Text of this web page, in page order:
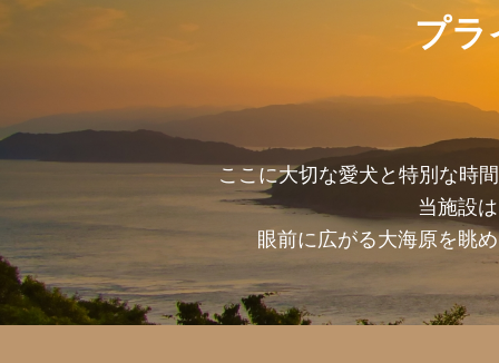
プラ
ここに大切な愛犬と特別な時
当施設
眼前に広がる大海原を眺